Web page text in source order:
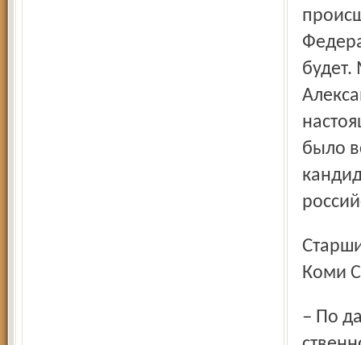
было
Старший помощник руководителя СУ СКР по Республике
Коми
– По данному факту след­ственными органами След­